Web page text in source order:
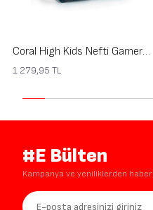
Coral High Kids Nefti Gamer Desenli Thermo İki Katlı Beslenme Çantası 37220
1.279,95 TL
#E Bülten
Kampanya ve yeniliklerden